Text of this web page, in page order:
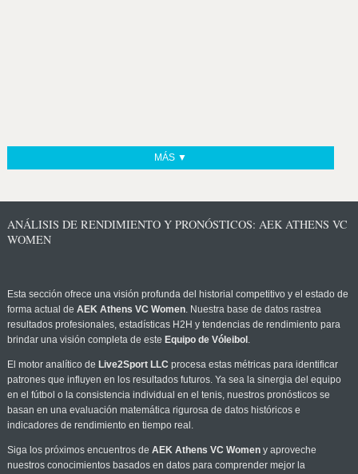
MÁS ▼
ANÁLISIS DE RENDIMIENTO Y PRONÓSTICOS: AEK ATHENS VC
WOMEN
Esta sección ofrece una visión profunda del historial competitivo y el estado de
forma actual de AEK Athens VC Women. Nuestra base de datos rastrea
resultados profesionales, estadísticas H2H y tendencias de rendimiento para
brindar una visión completa de este Equipo de Vóleibol .
El motor analítico de Live2Sport LLC procesa estas métricas para identificar
patrones que influyen en los resultados futuros. Ya sea la sinergia del equipo
en el fútbol o la consistencia individual en el tenis, nuestros pronósticos se
basan en una evaluación matemática rigurosa de datos históricos e
indicadores de rendimiento en tiempo real.
Siga los próximos encuentros de AEK Athens VC Womeny aproveche
nuestros conocimientos basados en datos para comprender mejor la